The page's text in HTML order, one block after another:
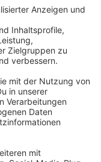
Atmen
von uns im
die sich in
tief atmen.